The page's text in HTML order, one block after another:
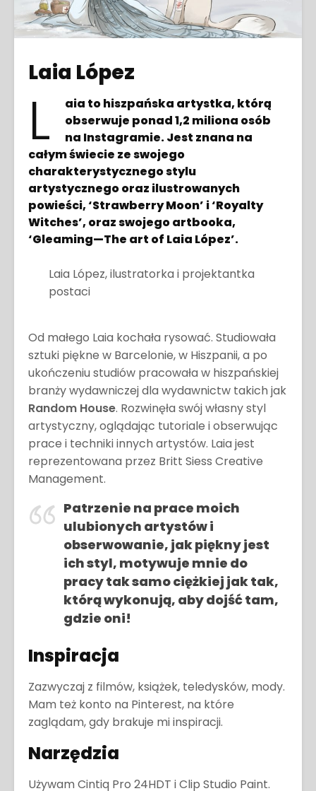
Laia López
L
aia to hiszpańska artystka, którą
obserwuje ponad 1,2 miliona osób
na Instagramie. Jest znana na
całym świecie ze swojego
charakterystycznego stylu
artystycznego oraz ilustrowanych
powieści, ‘Strawberry Moon’ i ‘Royalty
Witches’, oraz swojego artbooka,
‘Gleaming—The art of Laia López’.
Laia López, ilustratorka i projektantka
postaci
Od małego Laia kochała rysować. Studiowała
sztuki piękne w Barcelonie, w Hiszpanii, a po
ukończeniu studiów pracowała w hiszpańskiej
branży wydawniczej dla wydawnictw takich jak
Random House. Rozwinęła swój własny styl
artystyczny, oglądając tutoriale i obserwując
prace i techniki innych artystów. Laia jest
reprezentowana przez Britt Siess Creative
Management.
Patrzenie na prace moich
ulubionych artystów i
obserwowanie, jak piękny jest
ich styl, motywuje mnie do
pracy tak samo ciężkiej jak tak,
którą wykonują, aby dojść tam,
gdzie oni!
Inspiracja
Zazwyczaj z filmów, książek, teledysków, mody.
Mam też konto na Pinterest, na które
zaglądam, gdy brakuje mi inspiracji.
Narzędzia
Używam Cintiq Pro 24HDT i Clip Studio Paint.